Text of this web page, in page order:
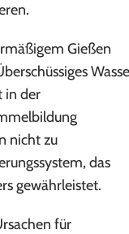
Gießen
in der
nicht zu
das
gewährleistet.
für